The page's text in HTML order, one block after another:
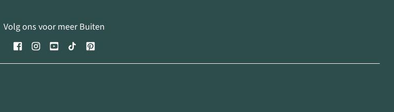
Volg ons voor meer Buiten